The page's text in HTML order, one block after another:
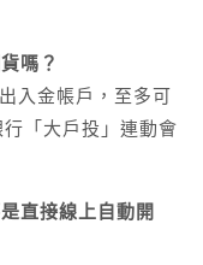
嗎？
入金帳戶，至多可
「大戶投」連動會
直接線上自動開